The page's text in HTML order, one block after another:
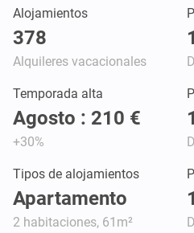
Alojamientos
378
Alquileres vacacionales
Temporada alta
Agosto : 210 €
+30%
Tipos de alojamientos
Apartamento
2 habitaciones, 61m²